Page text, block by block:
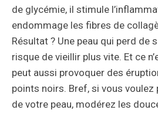
de glycémie, il stimule
endommage les fibres de
Résultat ? Une peau qui perd de
risque de vieillir plus vite. Et ce
peut aussi provoquer des
points noirs. Bref, si vous voulez
de votre peau, modérez les